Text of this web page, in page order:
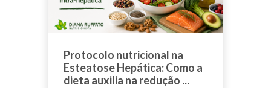
Protocolo nutricional na
Esteatose Hepática: Como a
dieta auxilia na redução ...